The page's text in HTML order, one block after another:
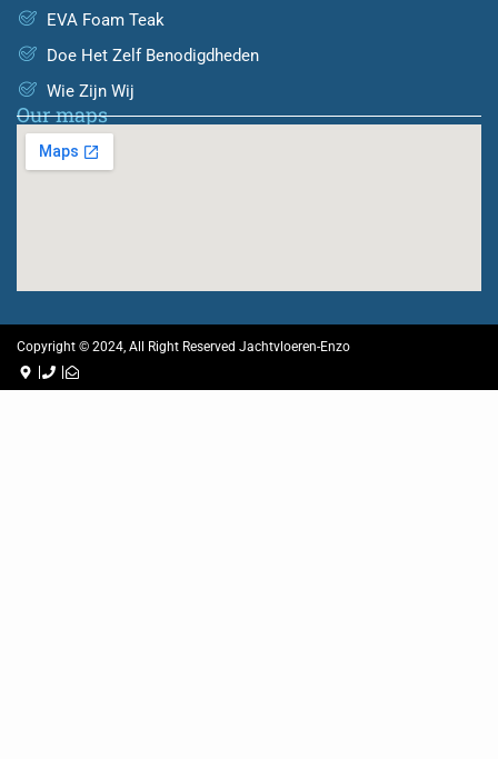
EVA Foam Teak
Doe Het Zelf Benodigdheden
Wie Zijn Wij
Our maps
Copyright © 2024, All Right Reserved Jachtvloeren-Enzo
Optimized by Seraphinite Accelerator